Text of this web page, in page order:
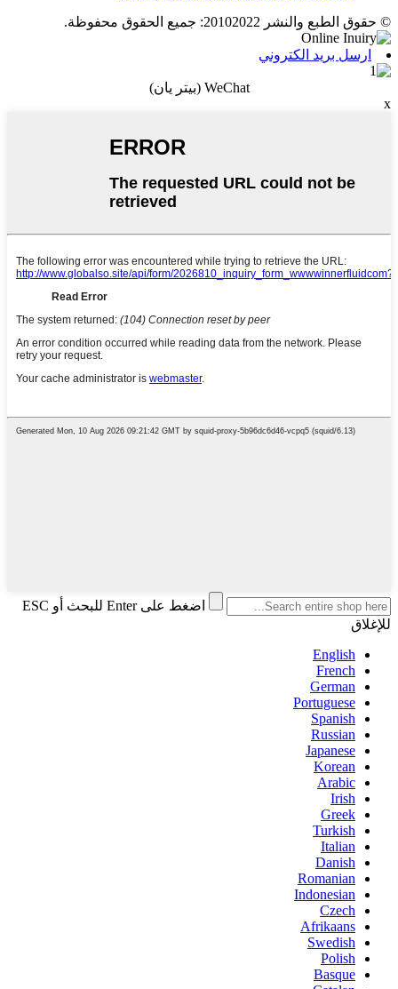
© حقوق الطبع والنشر 20102022: جميع الحقوق محفوظة.
ارسل بريد الكتروني
WeChat (بيتر يان)
x
اضغط على Enter للبحث أو ESC
للإغلاق
English
French
German
Portuguese
Spanish
Russian
Japanese
Korean
Arabic
Irish
Greek
Turkish
Italian
Danish
Romanian
Indonesian
Czech
Afrikaans
Swedish
Polish
Basque